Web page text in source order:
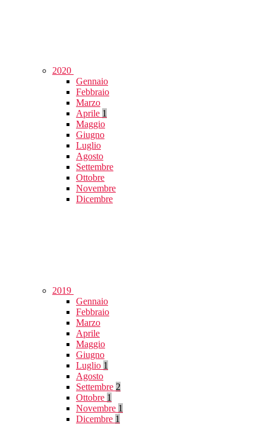
2020
Gennaio
Febbraio
Marzo
Aprile 1
Maggio
Giugno
Luglio
Agosto
Settembre
Ottobre
Novembre
Dicembre
2019
Gennaio
Febbraio
Marzo
Aprile
Maggio
Giugno
Luglio 1
Agosto
Settembre 2
Ottobre 1
Novembre 1
Dicembre 1